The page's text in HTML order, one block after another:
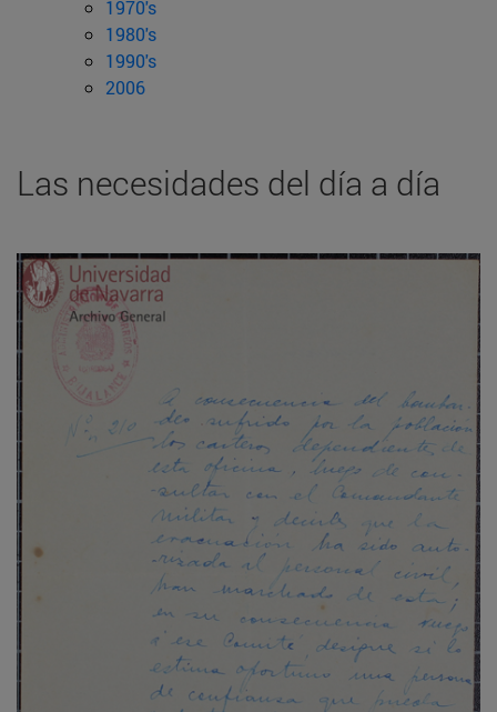
1970's
1980's
1990's
2006
Las necesidades del día a día